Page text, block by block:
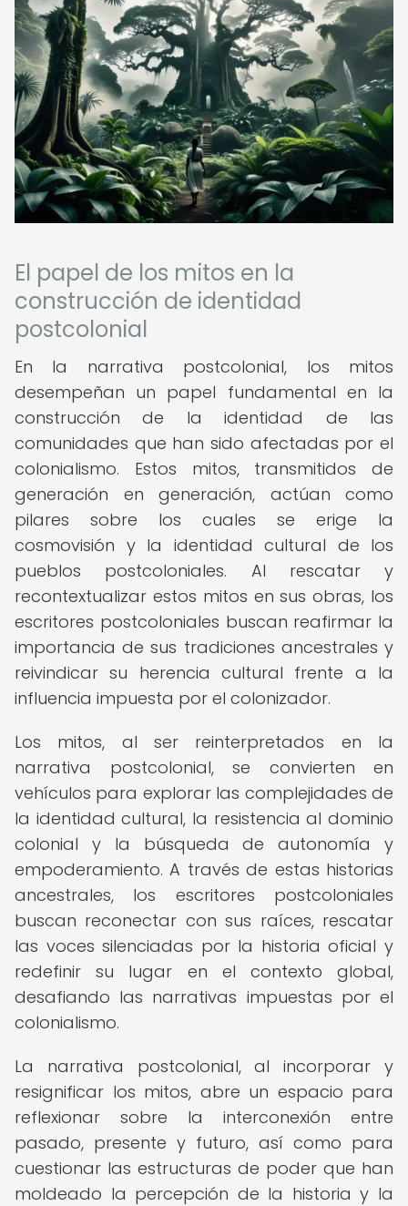
El papel de los mitos en la
construcción de identidad
postcolonial
En la narrativa postcolonial, los mitos
desempeñan un papel fundamental en la
construcción de la identidad de las
comunidades que han sido afectadas por el
colonialismo. Estos mitos, transmitidos de
generación en generación, actúan como
pilares sobre los cuales se erige la
cosmovisión y la identidad cultural de los
pueblos postcoloniales. Al rescatar y
recontextualizar estos mitos en sus obras, los
escritores postcoloniales buscan reafirmar la
importancia de sus tradiciones ancestrales y
reivindicar su herencia cultural frente a la
influencia impuesta por el colonizador.
Los mitos, al ser reinterpretados en la
narrativa postcolonial, se convierten en
vehículos para explorar las complejidades de
la identidad cultural, la resistencia al dominio
colonial y la búsqueda de autonomía y
empoderamiento. A través de estas historias
ancestrales, los escritores postcoloniales
buscan reconectar con sus raíces, rescatar
las voces silenciadas por la historia oficial y
redefinir su lugar en el contexto global,
desafiando las narrativas impuestas por el
colonialismo.
La narrativa postcolonial, al incorporar y
resignificar los mitos, abre un espacio para
reflexionar sobre la interconexión entre
pasado, presente y futuro, así como para
cuestionar las estructuras de poder que han
moldeado la percepción de la historia y la